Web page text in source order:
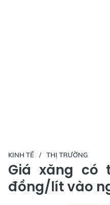
KINH TẾ THỊ TRƯỜNG
Giá xăng có
đồng/lít vào